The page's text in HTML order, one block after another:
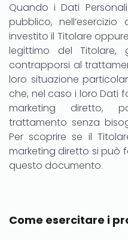
Quando i Dati
pubblico,
investito il Titolare
legittimo del
contrapporsi al
loro situazione
che, nel caso i loro Dati
marketing diretto,
trattamento senza
Per scoprire se il
marketing diretto si può
questo documento.
Come esercitare i